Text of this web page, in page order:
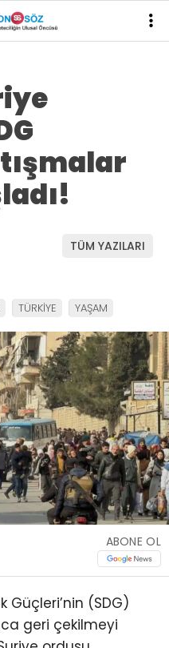
TÜM YAZILARI
TÜRKİYE YAŞAM
ABONE OL
Güçleri’nin (SDG)
geri çekilmeyi